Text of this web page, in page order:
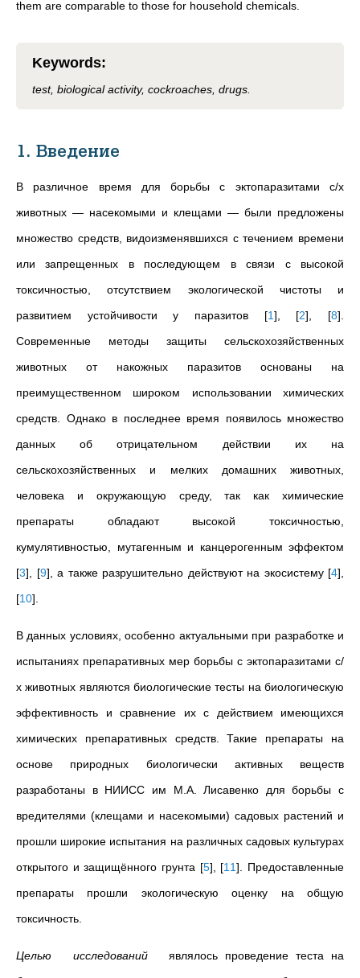
them are comparable to those for household chemicals.
Keywords:
test, biological activity, cockroaches, drugs.
1. Введение
В различное время для борьбы с эктопаразитами с/х
животных — насекомыми и клещами — были предложены
множество средств, видоизменявшихся с течением времени
или запрещенных в последующем в связи с высокой
токсичностью, отсутствием экологической чистоты и
развитием устойчивости у паразитов [1] [2] [8]
Современные методы защиты сельскохозяйственных
животных от накожных паразитов основаны на
преимущественном широком использовании химических
средств. Однако в последнее время появилось множество
данных об отрицательном действии их на
сельскохозяйственных и мелких домашних животных,
человека и окружающую среду, так как химические
препараты обладают высокой токсичностью,
кумулятивностью, мутагенным и канцерогенным эффектом
[3] [9] , а также разрушительно действуют на экосистему [4]
[10]
В данных условиях, особенно актуальными при разработке и
испытаниях препаративных мер борьбы с эктопаразитами с/
х животных являются биологические тесты на биологическую
эффективность и сравнение их с действием имеющихся
химических препаративных средств. Такие препараты на
основе природных биологически активных веществ
разработаны в НИИСС им М.А. Лисавенко для борьбы с
вредителями (клещами и насекомыми) садовых растений и
прошли широкие испытания на различных садовых культурах
открытого и защищённого грунта [5] [11] . Предоставленные
препараты прошли экологическую оценку на общую
токсичность.
Целью исследований
являлось проведение теста на